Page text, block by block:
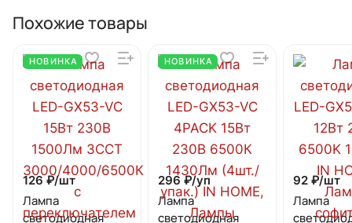
Похожие товары
НОВИНКА
126 ₽/шт
Лампа
светодиодная
НОВИНКА
296 ₽/уп
Лампа
светодиодная
92 ₽/шт
Лампа